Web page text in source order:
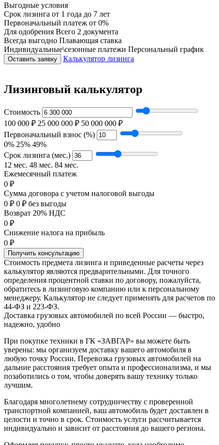
Выгодные условия
Срок лизинга от 1 года до 7 лет
Первоначальный платеж от 0%
Для одобрения Всего 2 документа
Всегда выгодно Плавающая ставка
Индивидуальные\сезонные платежи Персональный график
Оставить заявку Калькулятор лизинга
Лизинговый калькулятор
Стоимость
100 000 ₽ 25 000 000 ₽ 50 000 000 ₽
Первоначальный взнос (%)
0% 25% 49%
Срок лизинга (мес.)
12 мес. 48 мес. 84 мес.
Ежемесячный платеж
0 ₽
Сумма договора с учетом налоговой выгоды
0 ₽ 0 ₽ без выгоды
Возврат 20% НДС
0 ₽
Снижение налога на прибыль
0 ₽
Получить консультацию
Стоимость предмета лизинга и приведенные расчеты через
калькулятор являются предварительными. Для точного
определения процентной ставки по договору, пожалуйста,
обратитесь в лизинговую компанию или к персональному
менеджеру. Калькулятор не следует применять для расчетов по
44-ФЗ и 223-ФЗ.
Доставка грузовых автомобилей по всей России — быстро,
надежно, удобно
При покупке техники в ГК «ЗАВГАР» вы можете быть
уверены: мы организуем доставку вашего автомобиля в
любую точку России. Перевозка грузовых автомобилей на
дальние расстояния требует опыта и профессионализма, и мы
позаботились о том, чтобы доверять вашу технику только
лучшим.
Благодаря многолетнему сотрудничеству с проверенной
транспортной компанией, ваш автомобиль будет доставлен в
целости и точно в срок. Стоимость услуги рассчитывается
индивидуально и зависит от расстояния до вашего региона.